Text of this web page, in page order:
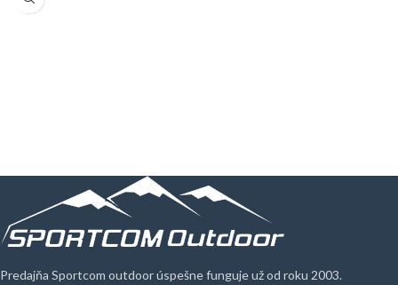
držia a neprekáža. Dvojitý hrudný
Predajňa Sportcom outdoor úspešne funguje už od roku 2003.